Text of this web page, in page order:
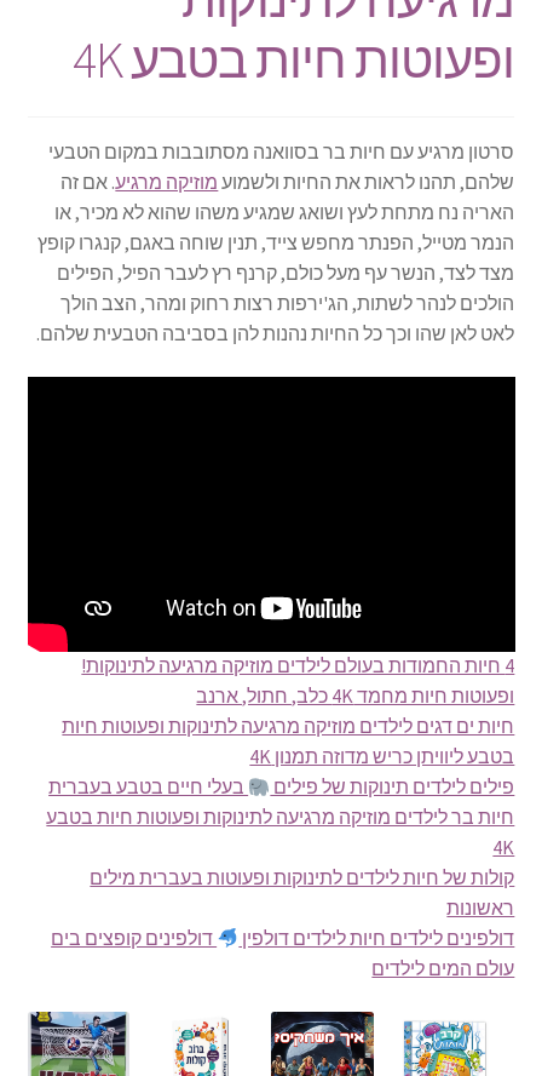
ופעוטות חיות בטבע 4K
סרטון מרגיע עם חיות בר בסוואנה מסתובבות במקום הטבעי
שלהם, תהנו לראות את החיות ולשמוע מוזיקה מרגיע. אם זה
האריה נח מתחת לעץ ושואג שמגיע משהו שהוא לא מכיר, או
הנמר מטייל, הפנתר מחפש צייד, תנין שוחה באגם, קנגרו קופץ
מצד לצד, הנשר עף מעל כולם, קרנף רץ לעבר הפיל, הפילים
הולכים לנהר לשתות, הג'ירפות רצות רחוק ומהר, הצב הולך
לאט לאן שהו וכך כל החיות נהנות להן בסביבה הטבעית שלהם.
4 חיות החמודות בעולם לילדים מוזיקה מרגיעה לתינוקות!
ופעוטות חיות מחמד 4K כלב, חתול, ארנב
חיות ים דגים לילדים מוזיקה מרגיעה לתינוקות ופעוטות חיות
בטבע ליוויתן כריש מדוזה תמנון 4K
פילים לילדים תינוקות של פילים
בעלי חיים בטבע בעברית
חיות בר לילדים מוזיקה מרגיעה לתינוקות ופעוטות חיות בטבע
4K
קולות של חיות לילדים לתינוקות ופעוטות בעברית מילים
ראשונות
דולפינים לילדים חיות לילדים דולפין
דולפינים קופצים בים
עולם המים לילדים